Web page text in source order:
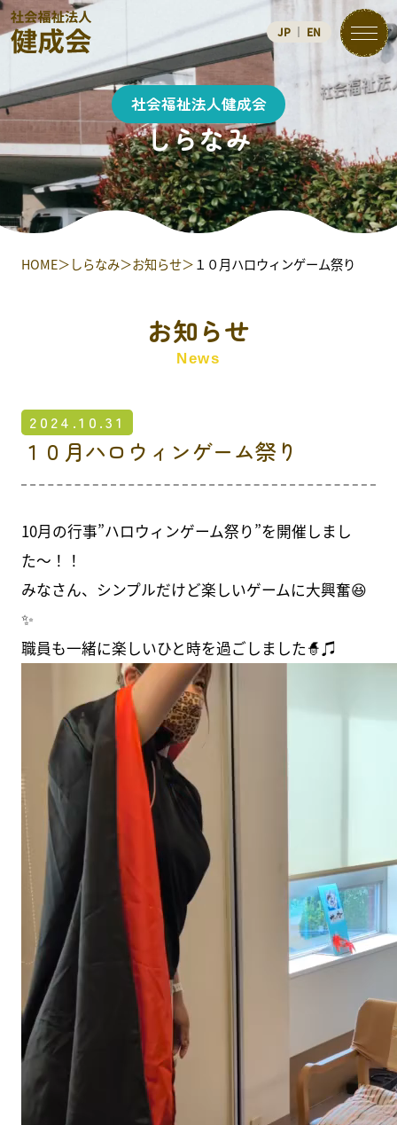
健成会とは
施設案内
加賀屋の森
つるさんかめさんの家
その他サービス
お知らせ
What's new
介護とは
About nursing care
介護初任者研修
採用情報
Recruit
南港病院グループブログ
Blog
お問合せ
JP ｜ EN
社会福祉法人健成会
しらなみ
HOME しらなみ お知らせ １０月ハロウィンゲーム祭り
お知らせ
News
2024.10.31
１０月ハロウィンゲーム祭り
10月の行事”ハロウィンゲーム祭り”を開催しまし
た〜！！
みなさん、シンプルだけど楽しいゲームに大興奮😆
✨
職員も一緒に楽しいひと時を過ごしました🧙♫